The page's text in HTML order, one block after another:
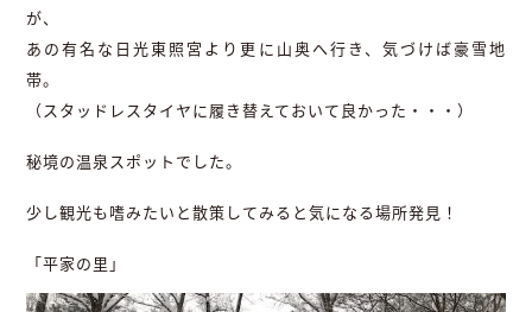
が、
あの有名な日光東照宮より更に山奥へ行き、気づけば豪雪地
帯。
（スタッドレスタイヤに履き替えておいて良かった・・・）
秘境の温泉スポットでした。
少し観光も嗜みたいと散策してみると気になる場所発見！
「平家の里」